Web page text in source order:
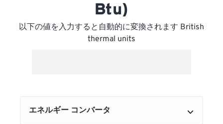
Btu)
以下の値を入力すると自動的に変換されます British
thermal units